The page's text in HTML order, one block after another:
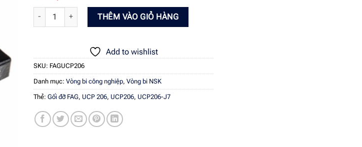
Vòng bi FAG UCP206 số lượngTHÊM VÀO GIỎ HÀNG
Add to wishlist
SKU: FAGUCP206
Danh mục: Vòng bi công nghiệp, Vòng bi NSK
Thẻ: Gối đỡ FAG, UCP 206, UCP206, UCP206-J7